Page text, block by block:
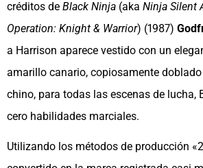
créditos de Black Ninja (aka Ninja Silent
Operation: Knight & Warrior) (1987)
a Harrison aparece vestido con un
amarillo canario, copiosamente
chino, para todas las escenas de lucha,
cero habilidades marciales.
Utilizando los métodos de producción